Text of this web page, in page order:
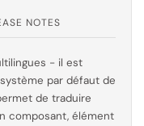
NOTES
- il est
système par défaut de
de traduire
composant, élément